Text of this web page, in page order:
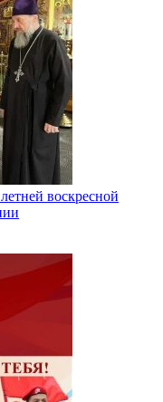
воскресной